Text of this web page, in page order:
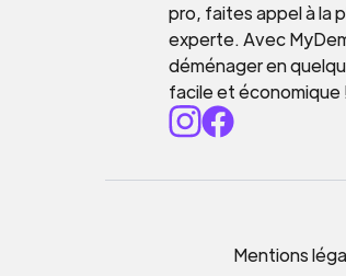
pro, faites appel à la
experte. Avec
déménager en
facile et économique
Mentions